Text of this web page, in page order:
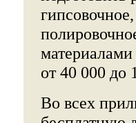
материалами
от 40 000 до
Во всех